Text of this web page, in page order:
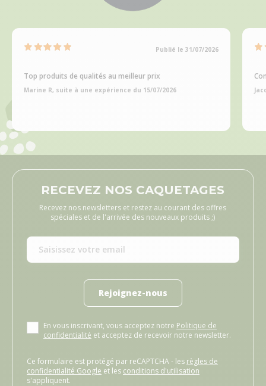
Publié le 31/07/2026
Top produits de qualités au meilleur prix
Marine R, suite à une expérience du 15/07/2026
RECEVEZ NOS CAQUETAGES
Recevez nos newsletters et restez au courant des offres
spéciales et de l'arrivée des nouveaux produits ;)
Rejoignez-nous
En vous inscrivant, vous acceptez notre Politique de
confidentialité et acceptez de recevoir notre newsletter.
Ce formulaire est protégé par reCAPTCHA - les règles de
confidentialité Google et les conditions d'utilisation
s'appliquent.